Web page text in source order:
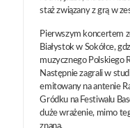
staż związany z grą w
Pierwszym koncertem
Białystok w Sokółce,
muzycznego Polskiego
Następnie zagrali w
emitowany na antenie
Gródku na Festiwalu
duże wrażenie, mimo